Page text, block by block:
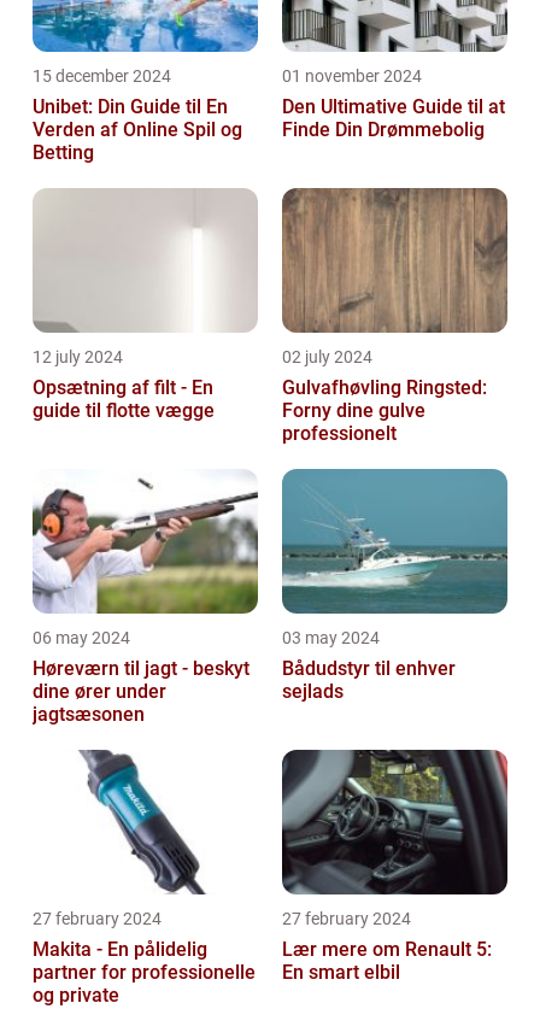
15 december 2024
Unibet: Din Guide til En
Verden af Online Spil og
Betting
01 november 2024
Den Ultimative Guide til at
Finde Din Drømmebolig
12 july 2024
Opsætning af filt - En
guide til flotte vægge
02 july 2024
Gulvafhøvling Ringsted:
Forny dine gulve
professionelt
06 may 2024
Høreværn til jagt - beskyt
dine ører under
jagtsæsonen
03 may 2024
Bådudstyr til enhver
sejlads
27 february 2024
Makita - En pålidelig
partner for professionelle
og private
27 february 2024
Lær mere om Renault 5:
En smart elbil